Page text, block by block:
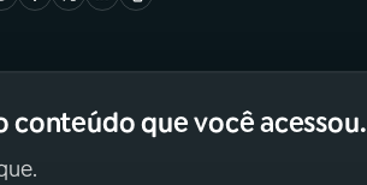
conteúdo que você acessou.